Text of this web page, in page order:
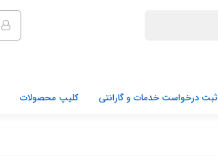
ثبت درخواست خدمات و گارانتی کلیپ محصولات